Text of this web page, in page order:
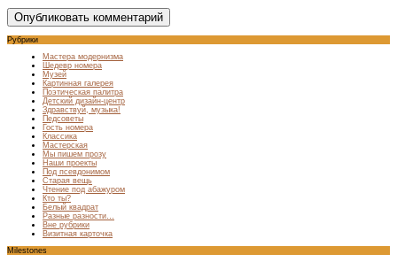
Рубрики
Мастера модернизма
Шедевр номера
Музей
Картинная галерея
Поэтическая палитра
Детский дизайн-центр
Здравствуй, музыка!
Педсоветы
Гость номера
Классика
Мастерская
Мы пишем прозу
Наши проекты
Под псевдонимом
Старая вещь
Чтение под абажуром
Кто ты?
Белый квадрат
Разные разности…
Вне рубрики
Визитная карточка
Milestones